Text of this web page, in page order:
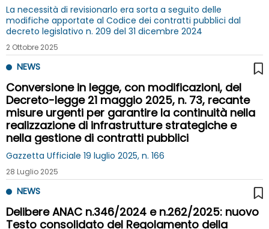
La necessità di revisionarlo era sorta a seguito delle
modifiche apportate al Codice dei contratti pubblici dal
decreto legislativo n. 209 del 31 dicembre 2024
2 Ottobre 2025
NEWS
Conversione in legge, con modificazioni, del
Decreto-legge 21 maggio 2025, n. 73, recante
misure urgenti per garantire la continuità nella
realizzazione di infrastrutture strategiche e
nella gestione di contratti pubblici
Gazzetta Ufficiale 19 luglio 2025, n. 166
28 Luglio 2025
NEWS
Delibere ANAC n.346/2024 e n.262/2025: nuovo
Testo consolidato del Regolamento della